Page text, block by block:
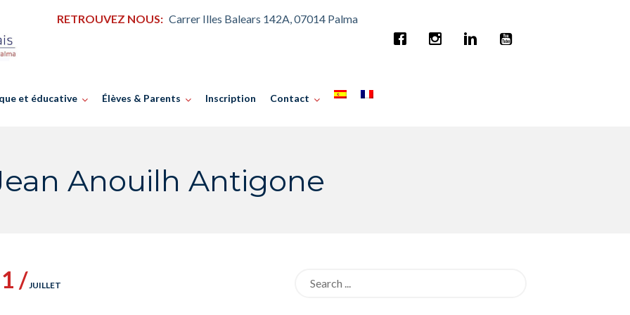
RETROUVEZ NOUS: Carrer Illes Balears 142A, 07014 Palma
et éducative Élèves & Parents Inscription Contact
Anouilh Antigone
1 /JUILLET